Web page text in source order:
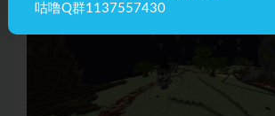
咕噜Q群1137557430